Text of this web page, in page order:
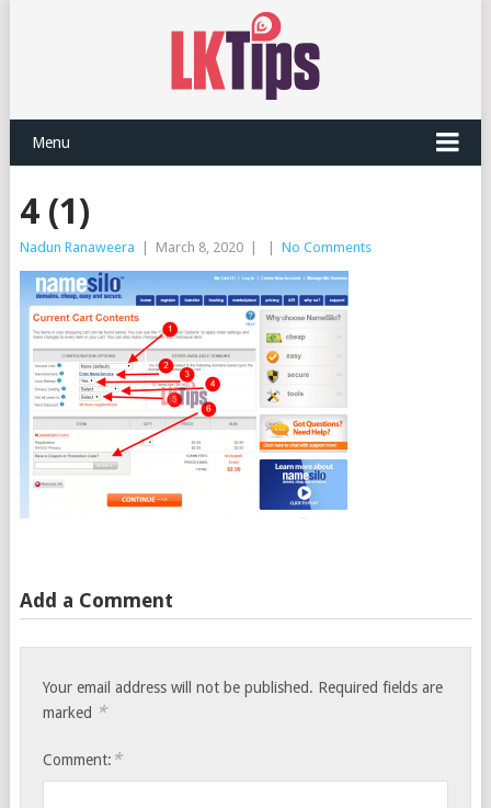
Menu
4 (1)
Nadun Ranaweera March 8, 2020 No Comments
Add a Comment
Your email address will not be published. Required fields are
marked *
Comment: *